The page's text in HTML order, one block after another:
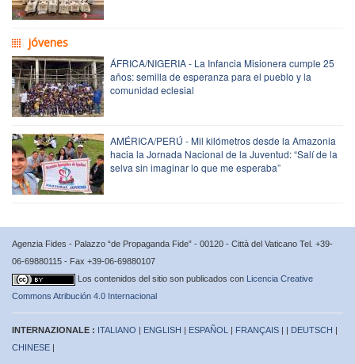
jóvenes
ÁFRICA/NIGERIA - La Infancia Misionera cumple 25
años: semilla de esperanza para el pueblo y la
comunidad eclesial
AMÉRICA/PERÚ - Mil kilómetros desde la Amazonia
hacia la Jornada Nacional de la Juventud: “Salí de la
selva sin imaginar lo que me esperaba”
Agenzia Fides - Palazzo “de Propaganda Fide” - 00120 - Città del Vaticano Tel. +39-
06-69880115 - Fax +39-06-69880107
Los contenidos del sitio son publicados con Licencia Creative
Commons Atribución 4.0 Internacional
INTERNAZIONALE : ITALIANO | ENGLISH | ESPAÑOL | FRANÇAIS | | DEUTSCH |
CHINESE |